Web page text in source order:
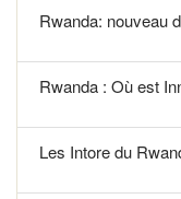
Rwanda: nouveau
Rwanda : Où est
Les Intore du